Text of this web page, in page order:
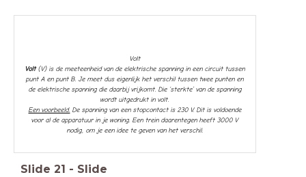
Volt
Volt(V) is de meeteenheid van de elektrische spanning in een circuit tussen
punt A en punt B. Je meet dus eigenlijk het verschil tussen twee punten en
de elektrische spanning die daarbij vrijkomt. Die ‘sterkte’ van de spanning
wordt uitgedrukt in volt.
Een voorbeeld. De spanning van een stopcontact is 230 V. Dit is voldoende
voor al de apparatuur in je woning. Een trein daarentegen heeft 3000 V
nodig, om je een idee te geven van het verschil.
Slide 21 - Slide